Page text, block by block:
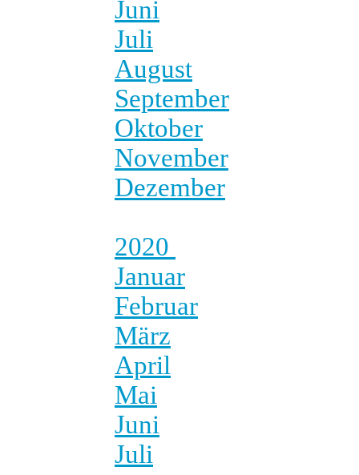
Juni
Juli
August
September
Oktober
November
Dezember
2020
Januar
Februar
März
April
Mai
Juni
Juli